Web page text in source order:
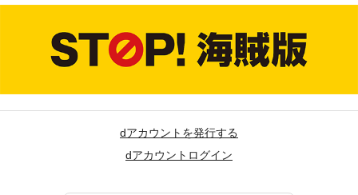
dアカウントを発行する
dアカウントログイン